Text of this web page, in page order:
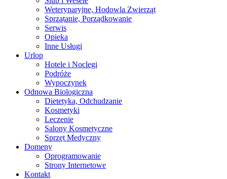
Weterynaryjne, Hodowla Zwierząt
Sprzątanie, Porządkowanie
Serwis
Opieka
Inne Usługi
Urlop
Hotele i Noclegi
Podróże
Wypoczynek
Odnowa Biologiczna
Dietetyka, Odchudzanie
Kosmetyki
Leczenie
Salony Kosmetyczne
Sprzęt Medyczny
Domeny
Oprogramowanie
Strony Internetowe
Kontakt